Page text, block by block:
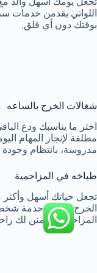
اللواتي يقدمن خدمات
بوقتك دون أي قلق.
شغالات الخرج بالساعه
اختر ما يناسبك ودع
مطلقة لإنجاز المهام
مدروسة، بانتظام وجودة
طباخه في المزاحمية
تجعل حياتك أسهل وأكثر
الخرج لتجربة خدمة
المزاحمية يضمنن لك